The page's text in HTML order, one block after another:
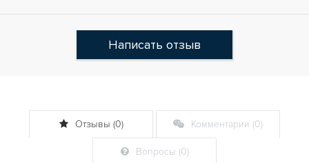
Написать отзыв
Отзывы (0) Комментарии (0)
Вопросы (0)